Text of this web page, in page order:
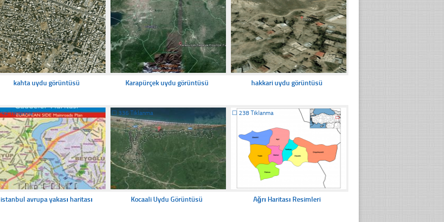
kahta uydu görüntüsü Karapürçek uydu görüntüsü hakkari uydu görüntüsü
Tıklanma
istanbul avrupa yakası haritası
☐ 336 Tıklanma
Kocaali Uydu Görüntüsü
☐ 238 Tıklanma
Ağrı Haritası Resimleri